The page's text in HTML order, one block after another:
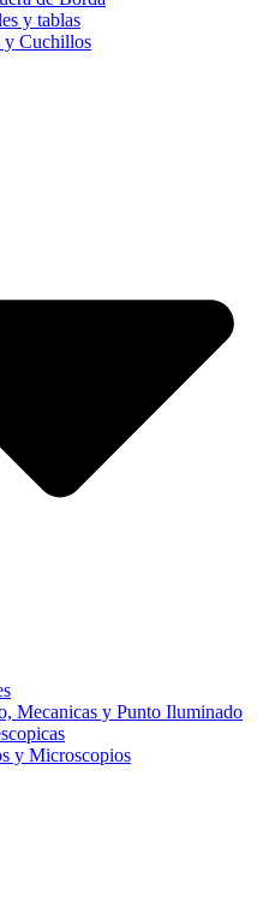
y tablas
y Cuchillos
Mecanicas y Punto Iluminado
y Microscopios